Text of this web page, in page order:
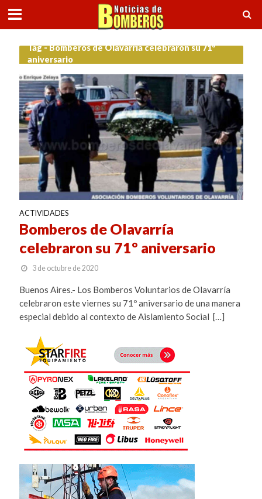
Tag - Bomberos de Olavarría celebraron su 71º
aniversario
ACTIVIDADES
Bomberos de Olavarría
celebraron su 71º aniversario
3 de octubre de 2020
Buenos Aires.- Los Bomberos Voluntarios de Olavarría
celebraron este viernes su 71º aniversario de una manera
especial debido al contexto de Aislamiento Social […]